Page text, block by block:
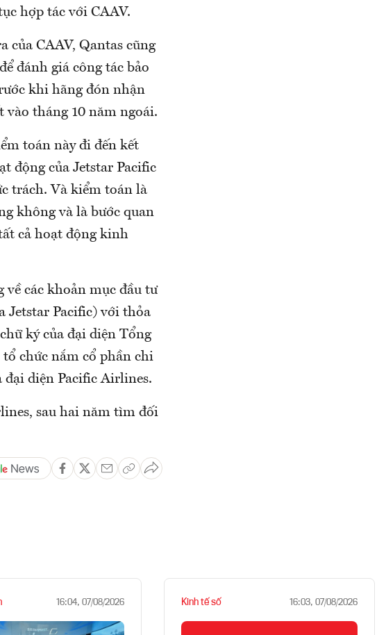
hợp tác với CAAV.
của CAAV, Qantas cũng
đánh giá công tác bảo
khi hãng đón nhận
vào tháng 10 năm ngoái.
toán này đi đến kết
động của Jetstar Pacific
trách. Và kiểm toán là
không và là bước quan
cả hoạt động kinh
về các khoản mục đầu tư
Jetstar Pacific) với thỏa
ký của đại diện Tổng
chức nắm cổ phần chi
đại diện Pacific Airlines.
sau hai năm tìm đối
16:04, 07/08/2026 Kinh tế số 16:03, 07/08/2026